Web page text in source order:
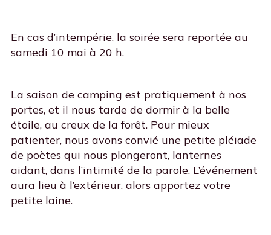
En cas d’intempérie, la soirée sera reportée au
samedi 10 mai à 20 h.
La saison de camping est pratiquement à nos
portes, et il nous tarde de dormir à la belle
étoile, au creux de la forêt. Pour mieux
patienter, nous avons convié une petite pléiade
de poètes qui nous plongeront, lanternes
aidant, dans l’intimité de la parole. L’événement
aura lieu à l’extérieur, alors apportez votre
petite laine.